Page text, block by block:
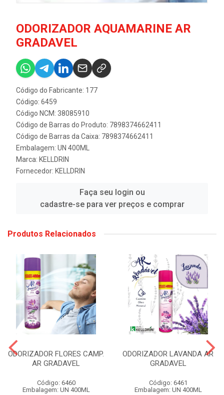
ODORIZADOR AQUAMARINE AR
GRADAVEL
Código do Fabricante: 177
Código: 6459
Código NCM: 38085910
Código de Barras do Produto: 7898374662411
Código de Barras da Caixa: 7898374662411
Embalagem: UN 400ML
Marca: KELLDRIN
Fornecedor: KELLDRIN
Faça seu login ou
cadastre-se para ver preços e comprar
Produtos Relacionados
ODORIZADOR FLORES CAMP.
AR GRADAVEL
Código: 6460
Embalagem: UN 400ML
ODORIZADOR LAVANDA AR
GRADAVEL
Código: 6461
Embalagem: UN 400ML